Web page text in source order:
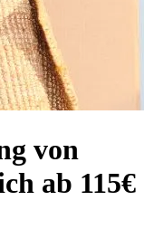
von
ab 115€